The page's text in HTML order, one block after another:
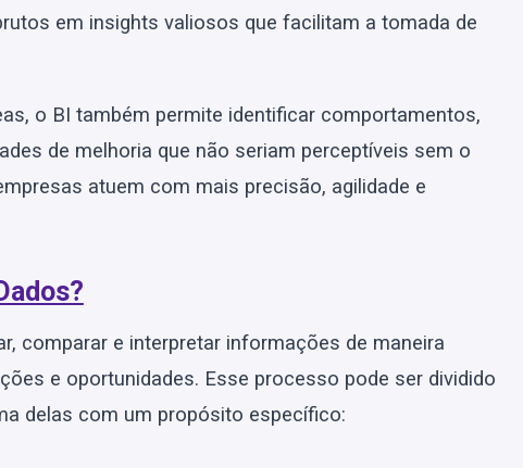
em insights valiosos que facilitam a tomada de
o BI também permite identificar comportamentos,
de melhoria que não seriam perceptíveis sem o
atuem com mais precisão, agilidade e
comparar e interpretar informações de maneira
e oportunidades. Esse processo pode ser dividido
delas com um propósito específico: